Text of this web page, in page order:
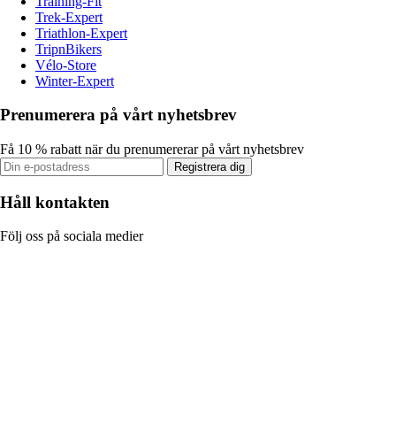
Trek-Expert
Triathlon-Expert
TripnBikers
Vélo-Store
Winter-Expert
Prenumerera på vårt nyhetsbrev
Få 10 % rabatt när du prenumererar på vårt nyhetsbrev
Registrera dig
Håll kontakten
Följ oss på sociala medier